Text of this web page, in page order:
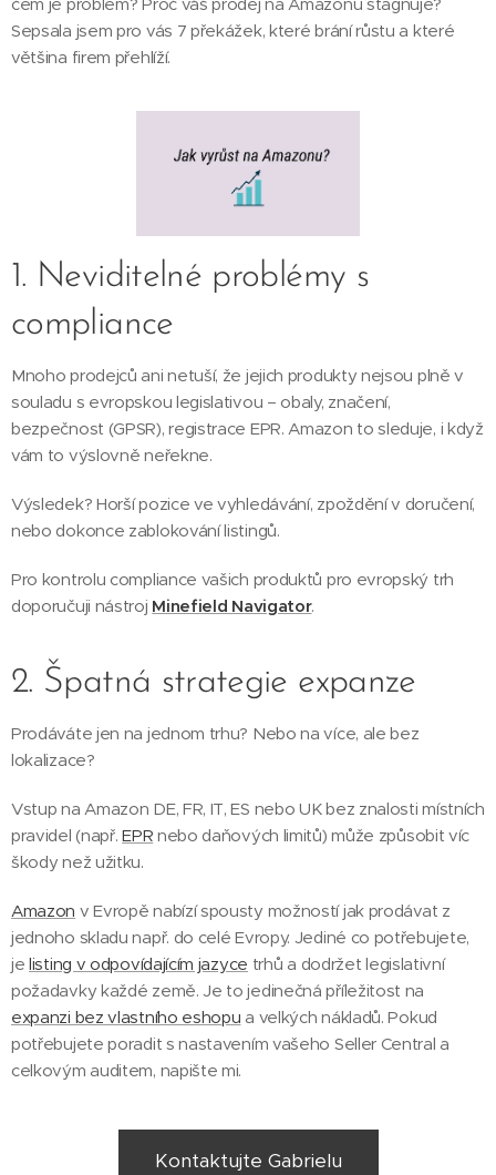
Sepsala jsem pro vás 7 překážek, které brání růstu a které
většina firem přehlíží.
1. Neviditelné problémy s
compliance
Mnoho prodejců ani netuší, že jejich produkty nejsou plně v
souladu s evropskou legislativou – obaly, značení,
bezpečnost (GPSR), registrace EPR. Amazon to sleduje, i když
vám to výslovně neřekne.
Výsledek? Horší pozice ve vyhledávání, zpoždění v doručení,
nebo dokonce zablokování listingů.
Pro kontrolu compliance vašich produktů pro evropský trh
doporučuji nástroj Minefield Navigator.
2. Špatná strategie expanze
Prodáváte jen na jednom trhu? Nebo na více, ale bez
lokalizace?
Vstup na Amazon DE, FR, IT, ES nebo UK bez znalosti místních
pravidel (např.EPR nebo daňových limitů) může způsobit víc
škody než užitku.
Amazon v Evropě nabízí spousty možností jak prodávat z
jednoho skladu např. do celé Evropy. Jediné co potřebujete,
jelisting v odpovídajícím jazyce trhů a dodržet legislativní
požadavky každé země. Je to jedinečná příležitost na
expanzi bez vlastního eshopu a velkých nákladů. Pokud
potřebujete poradit s nastavením vašeho Seller Central a
celkovým auditem, napište mi.
Kontaktujte Gabrielu